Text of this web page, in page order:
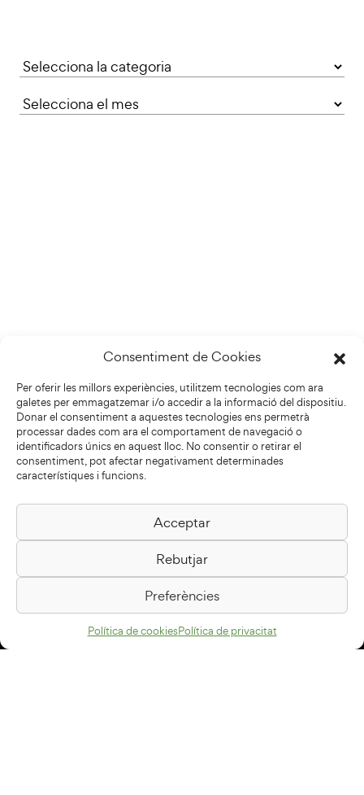
Consentiment de Cookies
Per oferir les millors experiències, utilitzem tecnologies com ara
galetes per emmagatzemar i/o accedir a la informació del dispositiu.
Donar el consentiment a aquestes tecnologies ens permetrà
processar dades com ara el comportament de navegació o
identificadors únics en aquest lloc. No consentir o retirar el
consentiment, pot afectar negativament determinades
característiques i funcions.
Acceptar
Rebutjar
Preferències
Política de cookiesPolítica de privacitat
Categories
Biblioteca Pilarin Bayés
Passeig de la Generalitat, 1
08500 Vic